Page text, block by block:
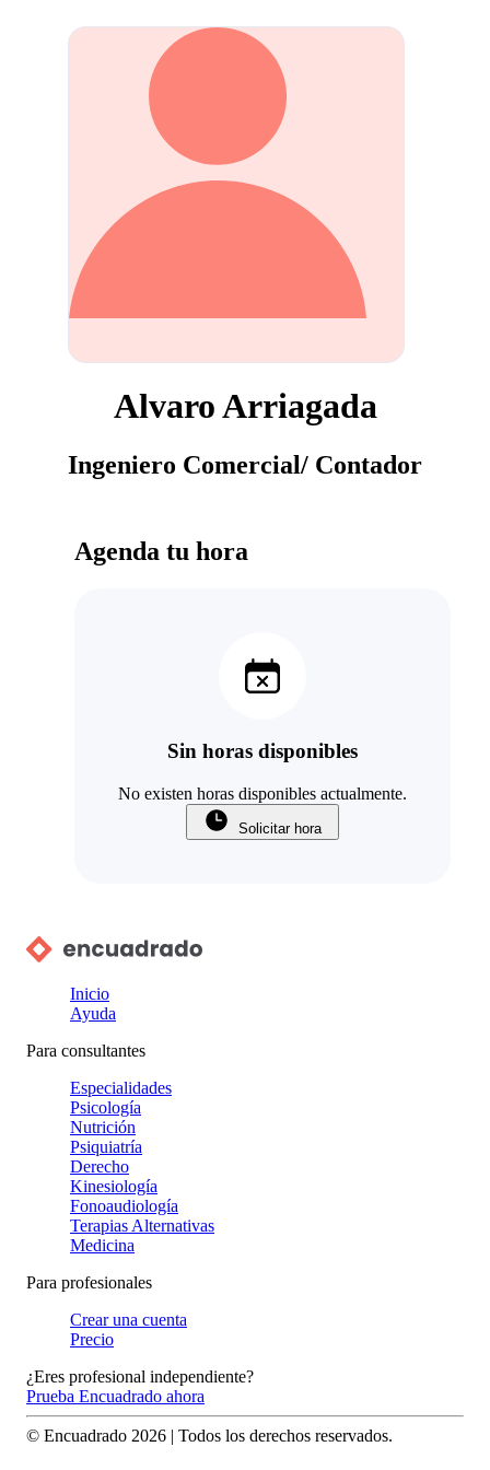
Alvaro Arriagada
Ingeniero Comercial/ Contador
Agenda tu hora
Sin horas disponibles
No existen horas disponibles actualmente.
Solicitar hora
Inicio
Ayuda
Para consultantes
Especialidades
Psicología
Nutrición
Psiquiatría
Derecho
Kinesiología
Fonoaudiología
Terapias Alternativas
Medicina
Para profesionales
Crear una cuenta
Precio
¿Eres profesional independiente?
Prueba Encuadrado ahora
© Encuadrado 2026 | Todos los derechos reservados.